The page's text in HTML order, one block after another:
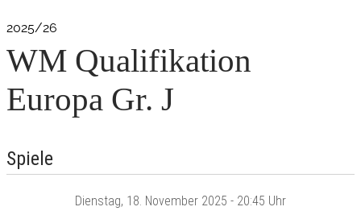
2025/26
WM Qualifikation
Europa Gr. J
Spiele
Dienstag, 18. November 2025 - 20:45 Uhr